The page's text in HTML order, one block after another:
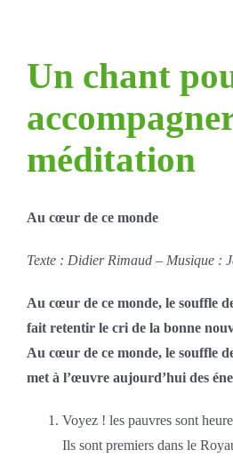
Un chant
méditation
Au cœur de ce monde
Texte : Didier Rimaud – Musique :
Au cœur de ce monde, le souffle
fait retentir le cri de la bonne
Au cœur de ce monde, le souffle
met à l’œuvre aujourd’hui des
Voyez ! les pauvres sont
Ils sont premiers dans le